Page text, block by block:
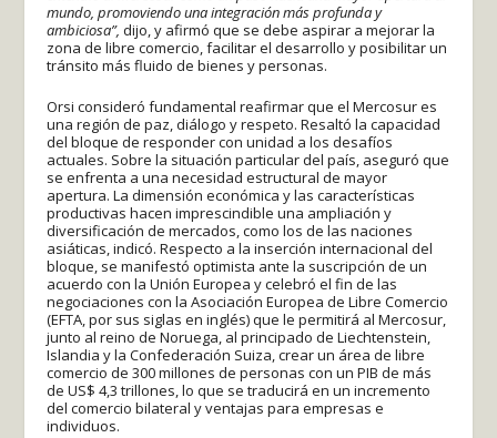
mundo, promoviendo una integración más profunda y
ambiciosa”, dijo, y afirmó que se debe aspirar a mejorar la
zona de libre comercio, facilitar el desarrollo y posibilitar un
tránsito más fluido de bienes y personas.
Orsi consideró fundamental reafirmar que el Mercosur es
una región de paz, diálogo y respeto. Resaltó la capacidad
del bloque de responder con unidad a los desafíos
actuales. Sobre la situación particular del país, aseguró que
se enfrenta a una necesidad estructural de mayor
apertura. La dimensión económica y las características
productivas hacen imprescindible una ampliación y
diversificación de mercados, como los de las naciones
asiáticas, indicó. Respecto a la inserción internacional del
bloque, se manifestó optimista ante la suscripción de un
acuerdo con la Unión Europea y celebró el fin de las
negociaciones con la Asociación Europea de Libre Comercio
(EFTA, por sus siglas en inglés) que le permitirá al Mercosur,
junto al reino de Noruega, al principado de Liechtenstein,
Islandia y la Confederación Suiza, crear un área de libre
comercio de 300 millones de personas con un PIB de más
de US$ 4,3 trillones, lo que se traducirá en un incremento
del comercio bilateral y ventajas para empresas e
individuos.